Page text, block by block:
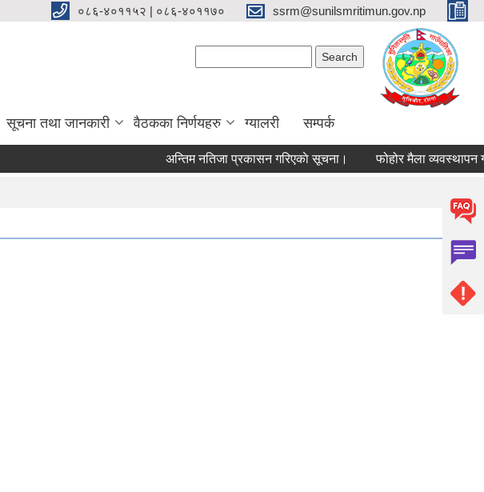
०८६-४०११५२ | ०८६-४०११७० ssrm@sunilsmritimun.gov.np
सूचना तथा जानकारी वैठकका निर्णयहरु ग्यालरी सम्पर्क
अन्तिम नतिजा प्रकासन गरिएकाे सूचना। फोहोर मैला व्यवस्थापन